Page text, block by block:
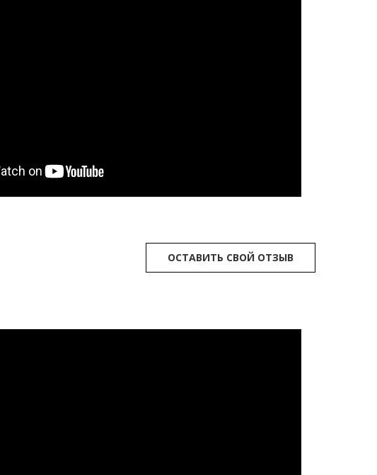
ОСТАВИТЬ СВОЙ ОТЗЫВ